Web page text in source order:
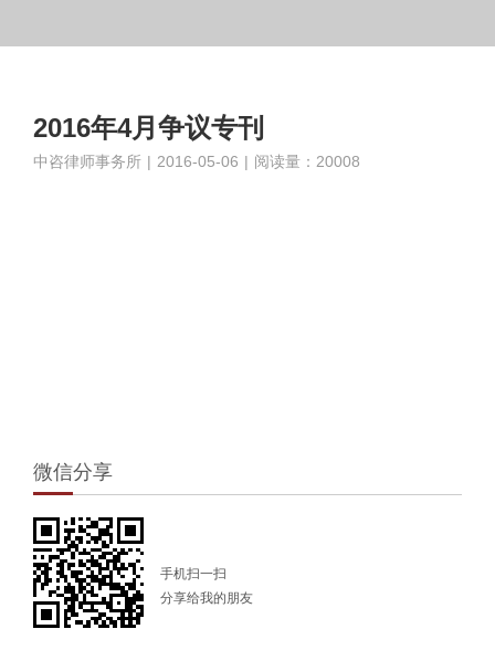
2016年4月争议专刊
中咨律师事务所 | 2016-05-06 | 阅读量：20008
微信分享
手机扫一扫
分享给我的朋友